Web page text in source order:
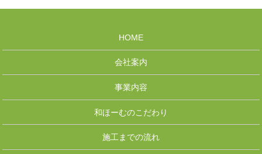
HOME
会社案内
事業内容
和ほーむのこだわり
施工までの流れ